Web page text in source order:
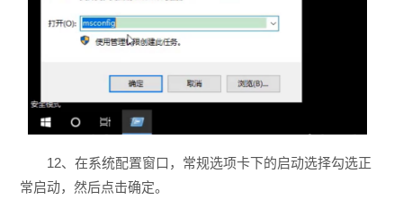
12、在系统配置窗口，常规选项卡下的启动选择勾选正
常启动，然后点击确定。